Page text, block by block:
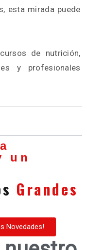
esta mirada puede
de nutrición,
y profesionales
un
Grandes
Novedades!